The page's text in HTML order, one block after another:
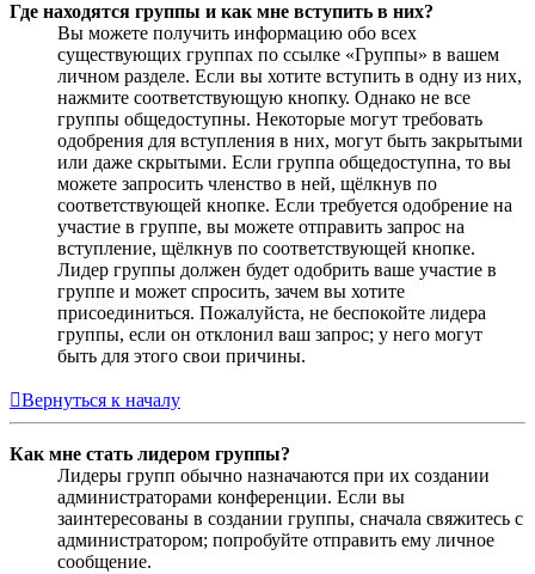
Где находятся группы и как мне вступить в них?
Вы можете получить информацию обо всех
существующих группах по ссылке «Группы» в вашем
личном разделе. Если вы хотите вступить в одну из них,
нажмите соответствующую кнопку. Однако не все
группы общедоступны. Некоторые могут требовать
одобрения для вступления в них, могут быть закрытыми
или даже скрытыми. Если группа общедоступна, то вы
можете запросить членство в ней, щёлкнув по
соответствующей кнопке. Если требуется одобрение на
участие в группе, вы можете отправить запрос на
вступление, щёлкнув по соответствующей кнопке.
Лидер группы должен будет одобрить ваше участие в
группе и может спросить, зачем вы хотите
присоединиться. Пожалуйста, не беспокойте лидера
группы, если он отклонил ваш запрос; у него могут
быть для этого свои причины.
Вернуться к началу
Как мне стать лидером группы?
Лидеры групп обычно назначаются при их создании
администраторами конференции. Если вы
заинтересованы в создании группы, сначала свяжитесь с
администратором; попробуйте отправить ему личное
сообщение.